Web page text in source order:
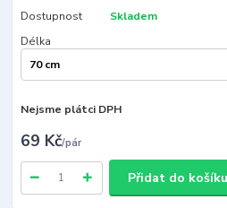
Dostupnost
Skladem
Délka
Nejsme plátci DPH
69 Kč/pár
Přidat do košíku